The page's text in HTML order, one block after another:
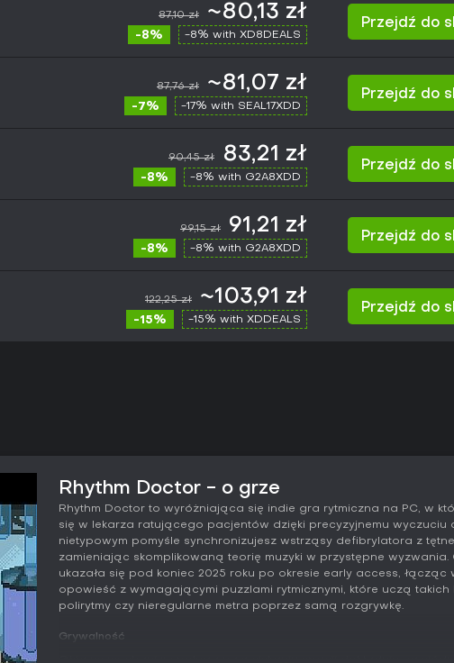
87,10 zł ~80,13 zł
-8% -8% with XD8DEALS
Przejdź do
87,76 zł ~81,07 zł
-7% -17% with SEAL17XDD
Przejdź do
90,45 zł 83,21 zł
-8% -8% with G2A8XDD
Przejdź do
99,15 zł 91,21 zł
-8% -8% with G2A8XDD
Przejdź do
122,25 zł ~103,91 zł
-15% -15% with XDDEALS
Przejdź do
Rhythm Doctor - o grze
Rhythm Doctor to wyróżniająca się indie gra rytmiczna na PC, w
się w lekarza ratującego pacjentów dzięki precyzyjnemu wyczuciu
nietypowym pomyśle synchronizujesz wstrząsy defibrylatora z
zamieniając skomplikowaną teorię muzyki w przystępne wyzwania.
ukazała się pod koniec 2025 roku po okresie early access, łącząc
opowieść z wymagającymi puzzlami rytmicznymi, które uczą takich
polirytmy czy nieregularne metra poprzez samą rozgrywkę.
Grywalność